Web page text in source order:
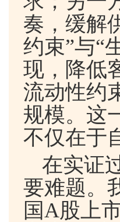
奏，缓解
约束”与“
现，降低
流动性约
规模。这
不仅在于
在实证
要难题。
国A股上